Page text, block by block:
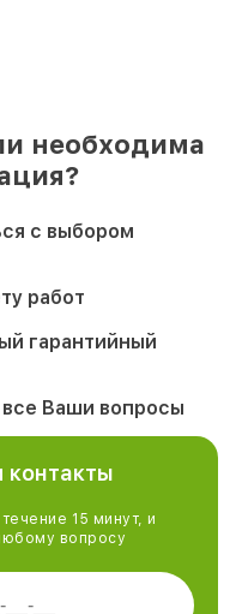
необходима
с выбором
работ
гарантийный
Ваши вопросы
контакты
15 минут, и
вопросу